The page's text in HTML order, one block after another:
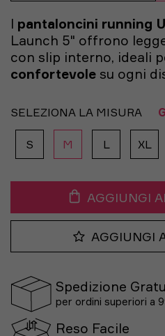
I pantaloncini running
Launch 5" offrono
con slip interno, ideali
confortevole su ogni
SELEZIONA LA MISURA
S M L XL
AGGIUNGI
AGGIUNGI
Spedizione
per ordini superiori a
Reso Facile